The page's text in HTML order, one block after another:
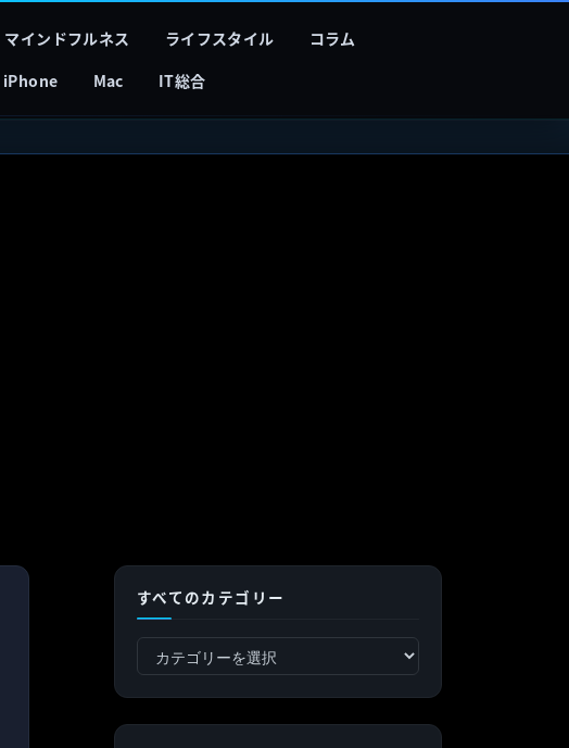
マインドフルネス ライフスタイル
コラム
iPhone Mac IT総合
すべてのカテゴリー
べ